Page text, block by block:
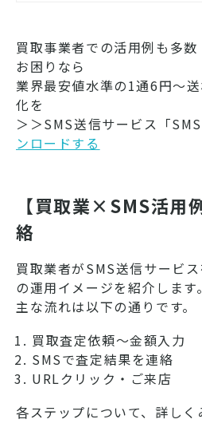
買取事業者での活用例も多
お困りなら
業界最安値水準の1通6円～
化を
＞＞SMS送信サービス「
ンロードする
【買取業×SMS活用
絡
買取業者がSMS送信サービ
の運用イメージを紹介します。
主な流れは以下の通りです。
買取査定依頼〜金額入力
SMSで査定結果を連絡
URLクリック・ご来店
各ステップについて、詳しく